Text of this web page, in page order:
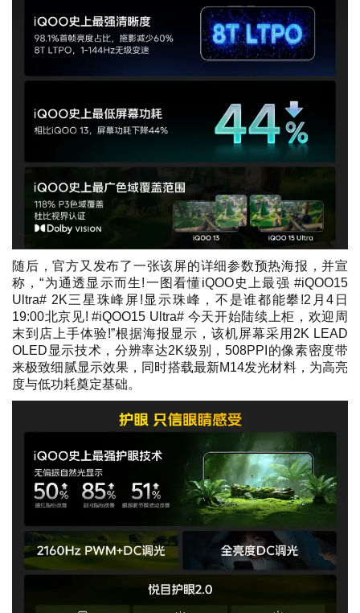
随后，官方又发布了一张该屏的详细参数预热海报，并宣
称，“为通透显示而生!一图看懂iQOO史上最强 #iQOO15
Ultra# 2K三星珠峰屏!显示珠峰，不是谁都能攀!2月4日
19:00北京见! #iQOO15 Ultra# 今天开始陆续上柜，欢迎周
末到店上手体验!”根据海报显示，该机屏幕采用2K LEAD
OLED显示技术，分辨率达2K级别，508PPI的像素密度带
来极致细腻显示效果，同时搭载最新M14发光材料，为高亮
度与低功耗奠定基础。